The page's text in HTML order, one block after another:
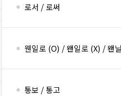
로서 / 로써
웬일로 (O) / 왠일로 (X) / 왠
통보 / 통고